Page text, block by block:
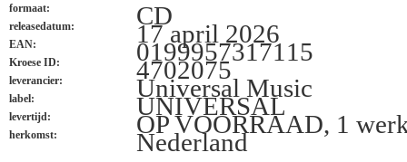
formaat: CD
releasedatum: 17 april 2026
EAN: 0199957317115
Kroese ID: 4702075
leverancier: Universal Music
label: UNIVERSAL
levertijd: OP VOORRAAD, 1
herkomst: Nederland